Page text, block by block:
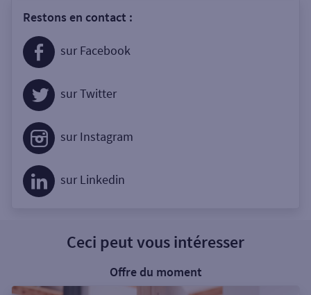
Restons en contact :
sur Facebook
sur Twitter
sur Instagram
sur Linkedin
Ceci peut vous intéresser
Offre du moment